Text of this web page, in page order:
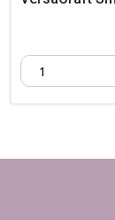
Uitsluitend
Specificaties
Artikelnummer:
EAN: